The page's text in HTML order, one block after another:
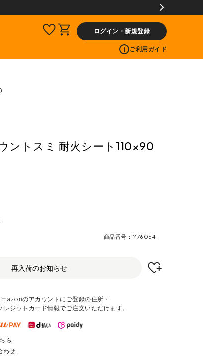
ログイン・新規登録
ご利用ガイド
ントスミ 耐火シート110×90
商品番号 M76054
再入荷のお知らせ
のアカウントにご登録の住所・
レジットカード情報でご注文いただけます。
ら
わせ